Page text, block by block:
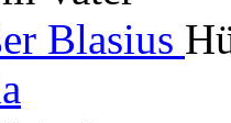
Blasius